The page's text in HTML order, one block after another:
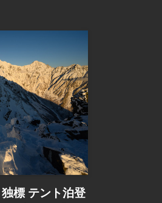
独標 テント泊登